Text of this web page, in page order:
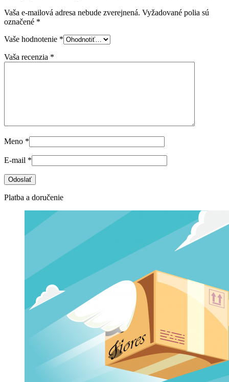
Vaša e-mailová adresa nebude zverejnená. Vyžadované polia sú
označené *
Vaše hodnotenie *
Vaša recenzia *
Meno *
E-mail *
Platba a doručenie